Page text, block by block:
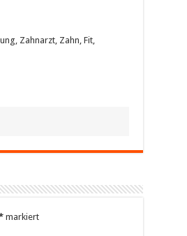
Zahnarzt, Zahn, Fit,
markiert